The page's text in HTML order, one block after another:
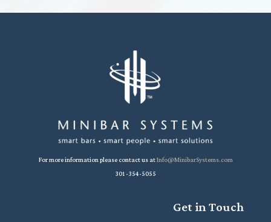
For more information please contact us atInfo@MinibarSystems.com
301-354-5055
Get in Touch